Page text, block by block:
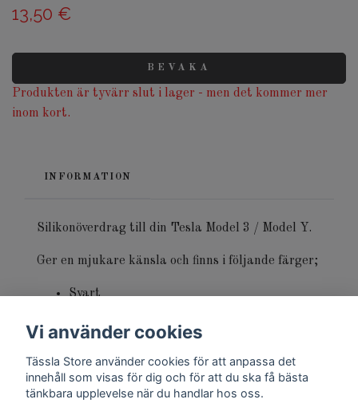
13,50 €
BEVAKA
Produkten är tyvärr slut i lager - men det kommer mer
inom kort.
INFORMATION
Silikonöverdrag till din Tesla Model 3 / Model Y.
Ger en mjukare känsla och finns i följande färger;
Svart
Vit
Vi använder cookies
Tässla Store använder cookies för att anpassa det
innehåll som visas för dig och för att du ska få bästa
tänkbara upplevelse när du handlar hos oss.